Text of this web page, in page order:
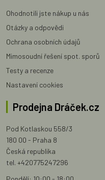
Ohodnotili jste nákup u nás
Otázky a odpovědi
Ochrana osobních údajů
Mimosoudní řešení spot. sporů
Testy a recenze
Nastavení cookies
Prodejna Dráček.cz
Pod Kotlaskou 558/3
180 00 - Praha 8
Česká republika
tel. +420775247296